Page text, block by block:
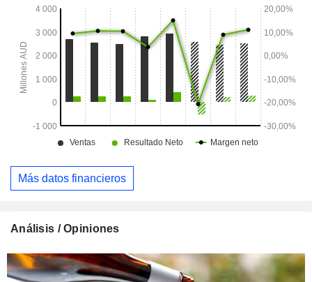
Más datos financieros
Análisis / Opiniones